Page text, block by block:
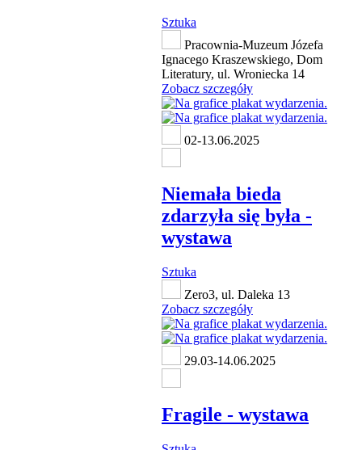
Sztuka
Pracownia-Muzeum Józefa
Ignacego Kraszewskiego, Dom
Literatury, ul. Wroniecka 14
Zobacz szczegóły
02-13.06.2025
Niemała bieda
zdarzyła się była -
wystawa
Sztuka
Zero3, ul. Daleka 13
Zobacz szczegóły
29.03-14.06.2025
Fragile - wystawa